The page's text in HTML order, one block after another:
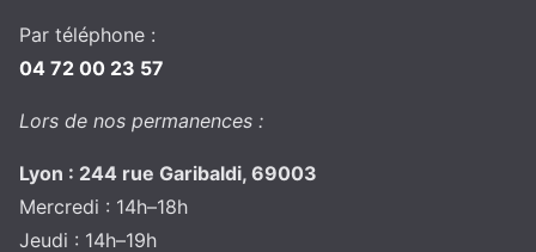
Par téléphone :
04 72 00 23 57
Lors de nos permanences :
Lyon : 244 rue Garibaldi, 69003
Mercredi : 14h–18h
Jeudi : 14h–19h